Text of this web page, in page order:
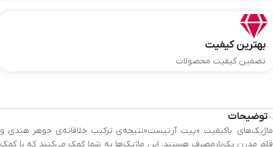
بهترین کیفیت
تضمین کیفیت محصولات
توضیحات
ماژیک‌های باکیفیت «پیت آرتیست»نتیجه‌ی ترکیب خلاقانه‌ی جوهر هندی و
قلم مدرن یک‌بارمصرف هستند. این ماژیک‌ها به شما کمک می‌کنند که با کمک